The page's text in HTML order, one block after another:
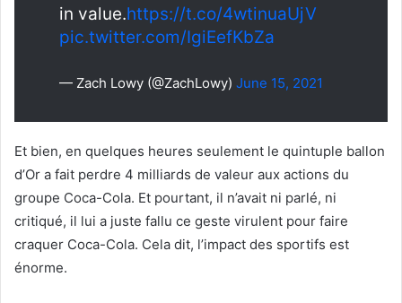
in value.https://t.co/4wtinuaUjV
pic.twitter.com/IgiEefKbZa
— Zach Lowy (@ZachLowy) June 15, 2021
Et bien, en quelques heures seulement le quintuple ballon
d’Or a fait perdre 4 milliards de valeur aux actions du
groupe Coca-Cola. Et pourtant, il n’avait ni parlé, ni
critiqué, il lui a juste fallu ce geste virulent pour faire
craquer Coca-Cola. Cela dit, l’impact des sportifs est
énorme.